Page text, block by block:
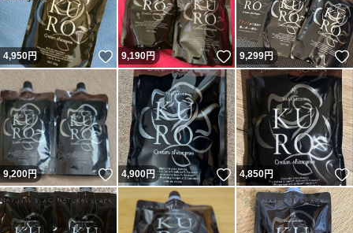
4,950円 いいね！
9,190円 いいね！
9,299円
9,200円 いいね！
4,900円 いいね！
4,850円